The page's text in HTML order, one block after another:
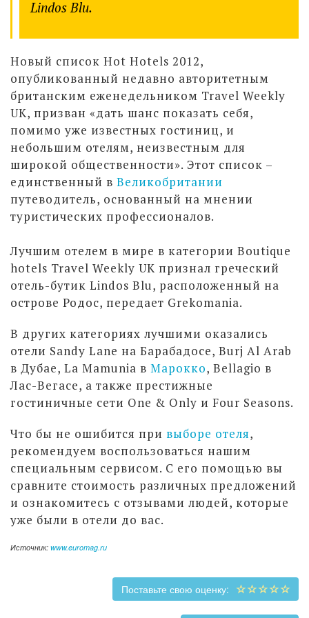
Lindos Blu.
Новый список Hot Hotels 2012,
опубликованный недавно авторитетным
британским еженедельником Travel Weekly
UK, призван «дать шанс показать себя,
помимо уже известных гостиниц, и
небольшим отелям, неизвестным для
широкой общественности». Этот список –
единственный в Великобритании
путеводитель, основанный на мнении
туристических профессионалов.
Лучшим отелем в мире в категории Boutique
hotels Travel Weekly UK признал греческий
отель-бутик Lindos Blu, расположенный на
острове Родос, передает Grekomania.
В других категориях лучшими оказались
отели Sandy Lane на Барабадосе, Burj Al Arab
в Дубае, La Mamunia в Марокко, Bellagio в
Лас-Вегасе, а также престижные
гостиничные сети One & Only и Four Seasons.
Что бы не ошибится при выборе отеля,
рекомендуем воспользоваться нашим
специальным сервисом. С его помощью вы
сравните стоимость различных предложений
и ознакомитесь с отзывами людей, которые
уже были в отели до вас.
Источник: www.euromag.ru
Поставьте свою оценку: